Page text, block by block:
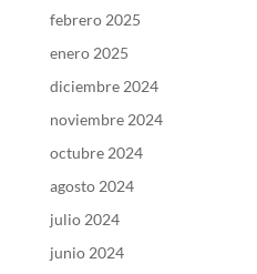
febrero 2025
enero 2025
diciembre 2024
noviembre 2024
octubre 2024
agosto 2024
julio 2024
junio 2024